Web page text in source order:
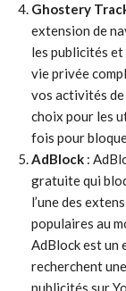
Ghostery
extension de
les publicités
vie privée
vos activités
choix pour les
fois pour
AdBlock :
gratuite qui
l’une des
populaires au
AdBlock est un
recherchent
publicités sur